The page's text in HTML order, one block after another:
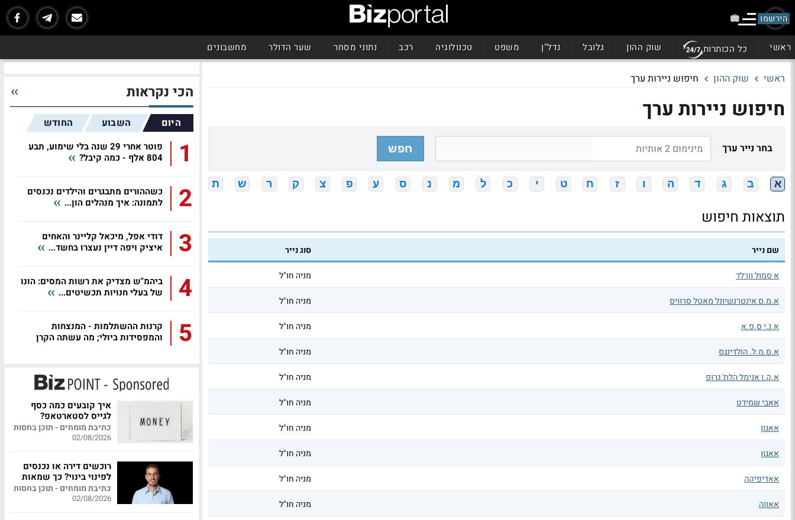
הירשמו
ראשי כל הכותרות שוק ההון גלובל נדל"ן משפט טכנולוגיה רכב נתוני מסחר שער הדולר מחשבונים
ראשי שוק ההון חיפוש ניירות ערך
חיפוש ניירות ערך
בחר נייר ערך חפש
א ב ג ד ה ו ז ח ט י כ ל מ נ ס ע פ צ ק ר ש ת
תוצאות חיפוש
שם נייר סוג נייר
א סמול וורלד מניה חו"ל
א.מ.ס אינטרנשיונל מאטל סרוויס מניה חו"ל
א.נ.י ס.פ.א מניה חו"ל
א.ס.מ.ל. הולדינגס מניה חו"ל
א.ק.ו אנימל הלת' גרופ מניה חו"ל
אאבי שמידט מניה חו"ל
אאגון מניה חו"ל
אאגון מניה חו"ל
אאדיפיקה מניה חו"ל
אאווה מניה חו"ל
הכי נקראות
היום השבוע החודש
1
פוטר אחרי 29 שנה בלי שימוע, תבע
804 אלף - כמה קיבל?
2
כשההורים מתבגרים והילדים נכנסים
לתמונה: איך מנהלים הון...
3
דודי אפל, מיכאל קליינר והאחים
איציק ויפה דיין נעצרו בחשד...
4
ביהמ"ש מצדיק את רשות המסים: הונו
של בעלי חנויות תכשיטים...
5
קרנות ההשתלמות - המנצחות
והמפסידות ביולי; מה עשתה הקרן
איך קובעים כמה כסף
לגייס לסטארטאפ?
כתיבת מומחים - תוכן בחסות
02/08/2026
רוכשים דירה או נכנסים
לפינוי בינוי? כך שמאות
מקצועית יכולה לחסוך
לכם מאות אלפי שקלים
כתיבת מומחים - תוכן בחסות
02/08/2026